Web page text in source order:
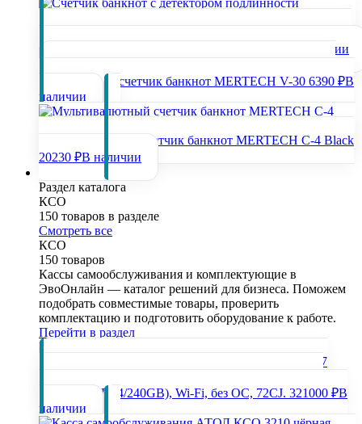
C-120 DOUBLE CIS MG touch screen
В наличии
Портативный счетчик банкнот MERTECH V-30 6390 ₽В
наличии
Мультивалютный счетчик банкнот MERTECH C-4 Black
20230 ₽В наличии
Раздел каталога
КСО
150 товаров в разделе
Смотреть все
КСО
150 товаров
Кассы самообслуживания и комплектующие в
ЭвоОнлайн — каталог решений для бизнеса. Поможем
подобрать совместимые товары, проверить
комплектацию и подготовить оборудование к работе.
Перейти в раздел
Популярные товары
1135G7, SSD, 4/240GB), Wi-Fi, без ОС, 72CJ. 321000 ₽В
наличии